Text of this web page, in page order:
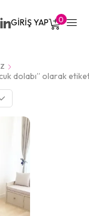
GIRIŞ YAP 0
dolabı” olarak